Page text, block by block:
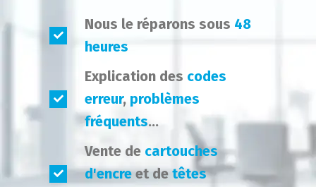
Nous le réparons sous 48
heures
Explication des codes
erreur, problèmes
fréquents...
Vente de cartouches
d'encreet detêtes